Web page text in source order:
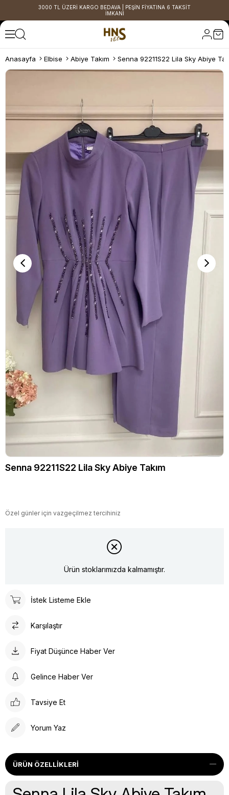
3000 TL ÜZERİ KARGO BEDAVA | PEŞİN FİYATINA 6 TAKSİT
İMKANI
Anasayfa Elbise Abiye Takım Senna 92211S22 Lila Sky Abiye
Senna 92211S22 Lila Sky Abiye Takım
Özel günler için vazgeçilmez tercihiniz
Ürün stoklarımızda kalmamıştır.
İstek Listeme Ekle
Karşılaştır
Fiyat Düşünce Haber Ver
Gelince Haber Ver
Tavsiye Et
Yorum Yaz
ÜRÜN ÖZELLIKLERI